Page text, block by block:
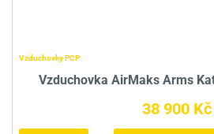
Vzduchovky PCP
Vzduchovka AirMaks Arms
38 900 Kč